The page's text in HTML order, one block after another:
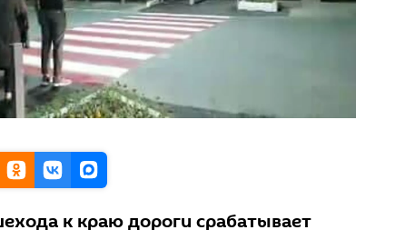
к краю дороги срабатывает